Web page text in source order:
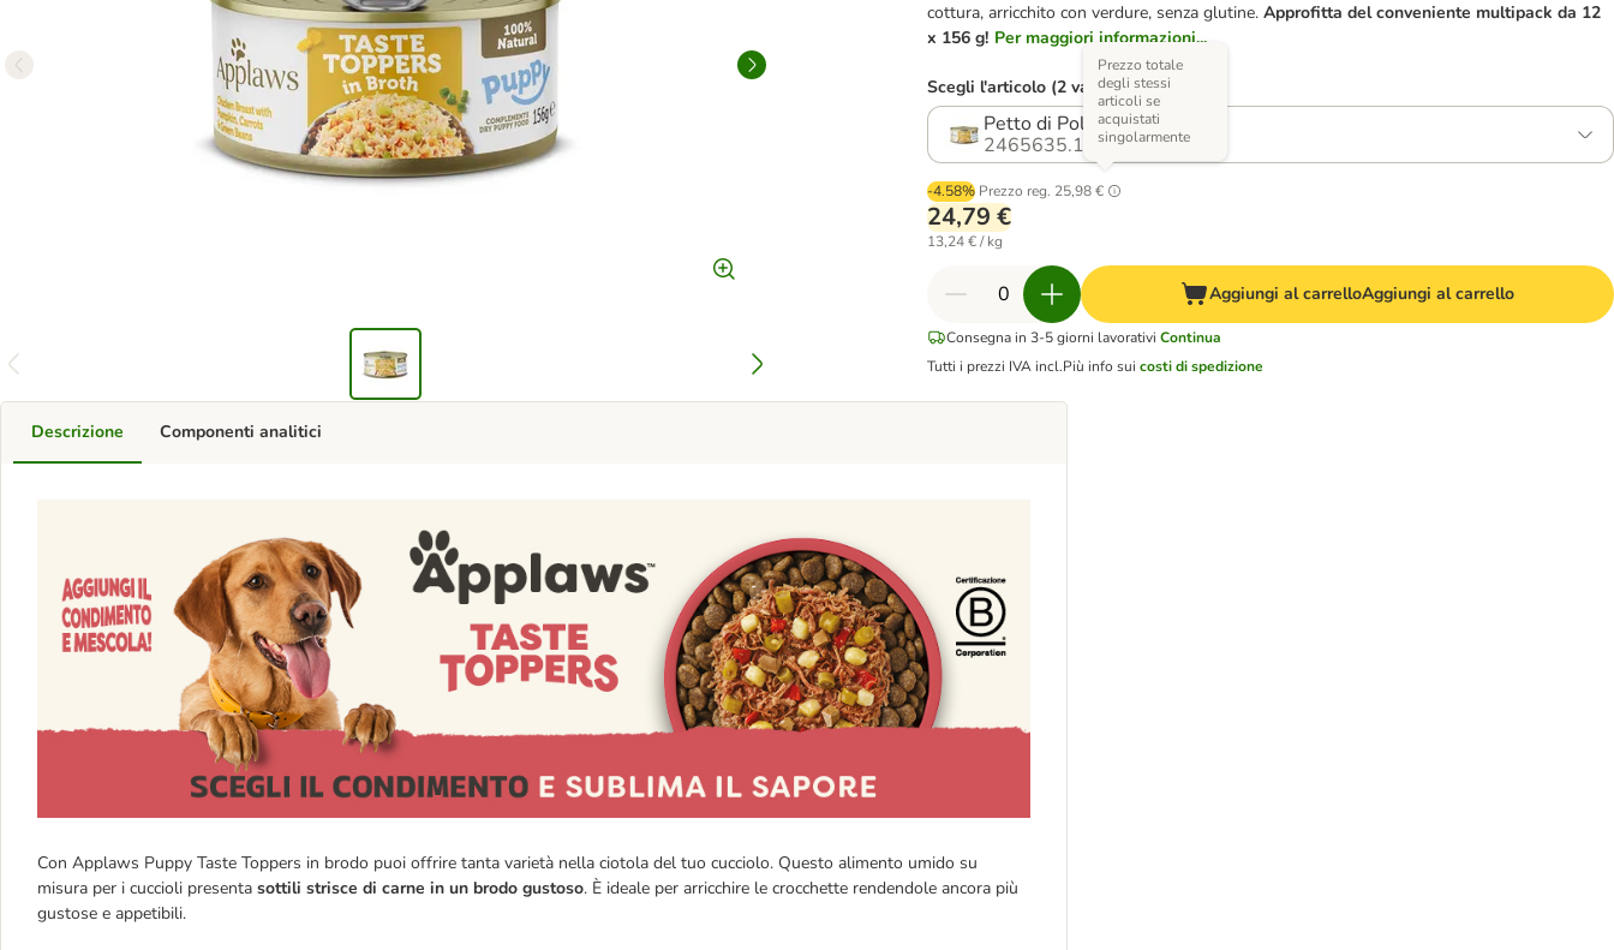
cottura, arricchito con verdure, senza glutine.Approfitta delconveniente multipack da 12
x 156 g! Per maggiori informazioni...
Scegli l'articolo (2 varianti)
Petto di Pollo con verdure
2465635.1
-4.58% Prezzo reg. 25,98 €
Prezzo totale
degli stessi
articoli se
acquistati
singolarmente
24,79 €
13,24 € / kg
Aggiungi al carrelloAggiungi al carrello
Consegna in 3-5 giorni lavorativi Continua
Tutti i prezzi IVA incl.Più info suicosti di spedizione
Descrizione
Con Applaws Puppy Taste Toppers in brodo puoi offrire tanta varietà nella ciotola del tuo cucciolo. Questo alimento umido su
misura per i cuccioli presenta sottili strisce di carne in un brodo gustoso. È ideale per arricchire le crocchette rendendole ancora più
gustose e appetibili.
Componenti analitici